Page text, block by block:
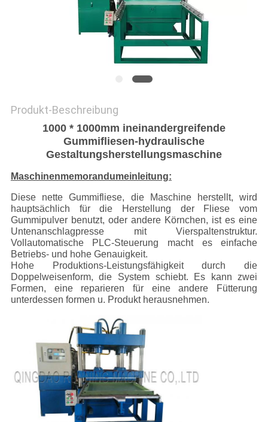
Produkt-Beschreibung
1000 * 1000mm ineinandergreifende
Gummifliesen-hydraulische
Gestaltungsherstellungsmaschine
Maschinenmemorandumeinleitung:
Diese nette Gummifliese, die Maschine herstellt, wird
hauptsächlich für die Herstellung der Fliese vom
Gummipulver benutzt, oder andere Körnchen, ist es eine
Untenanschlagpresse mit Vierspaltenstruktur.
Vollautomatische PLC-Steuerung macht es einfache
Betriebs- und hohe Genauigkeit.
Hohe Produktions-Leistungsfähigkeit durch die
Doppelweisenform, die System schiebt. Es kann zwei
Formen, eine reparieren für eine andere Fütterung
unterdessen formen u. Produkt herausnehmen.